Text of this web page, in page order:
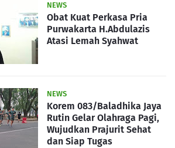
NEWS
Obat Kuat Perkasa Pria
Purwakarta H.Abdulazis
Atasi Lemah Syahwat
NEWS
Korem 083/Baladhika Jaya
Rutin Gelar Olahraga Pagi,
Wujudkan Prajurit Sehat
dan Siap Tugas